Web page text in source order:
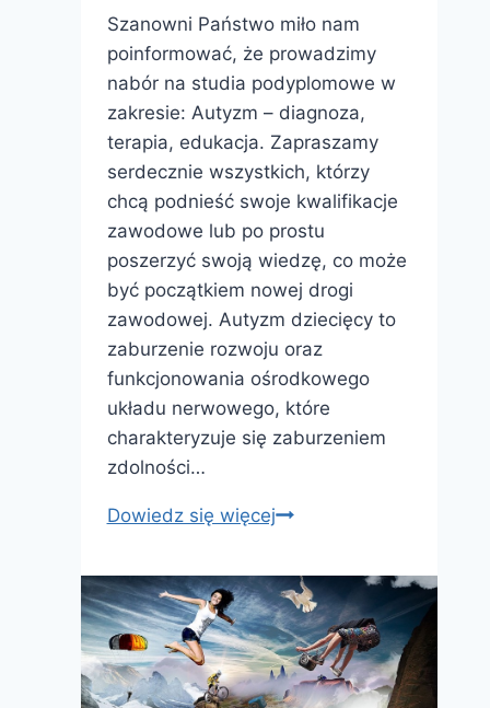
Szanowni Państwo miło nam
poinformować, że prowadzimy
nabór na studia podyplomowe w
zakresie: Autyzm – diagnoza,
terapia, edukacja. Zapraszamy
serdecznie wszystkich, którzy
chcą podnieść swoje kwalifikacje
zawodowe lub po prostu
poszerzyć swoją wiedzę, co może
być początkiem nowej drogi
zawodowej. Autyzm dziecięcy to
zaburzenie rozwoju oraz
funkcjonowania ośrodkowego
układu nerwowego, które
charakteryzuje się zaburzeniem
zdolności…
Dowiedz się więcejStudia
–
Autyzm
–
diagnoza
i